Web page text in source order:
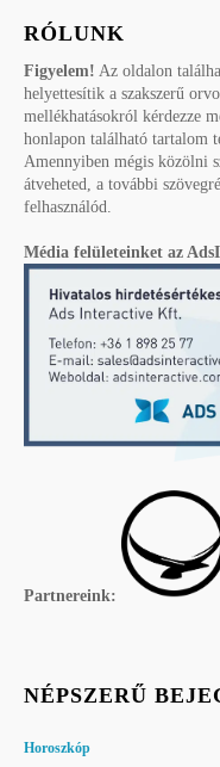
RÓLUNK
Figyelem! Az oldalon
helyettesítik a szakszerű
mellékhatásokról kérdezze
honlapon található tartalom
Amennyiben mégis közölni
átveheted, a további
felhasználód.
Média felületeinket az
Partnereink:
NÉPSZERŰ
Horoszkóp